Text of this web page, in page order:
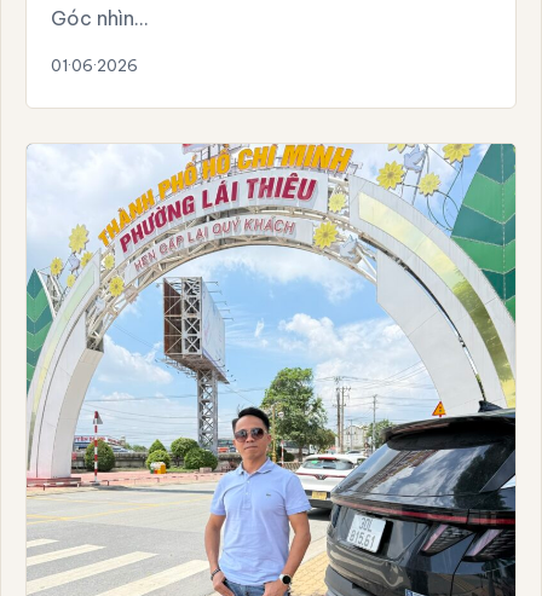
Góc nhìn…
01·06·2026